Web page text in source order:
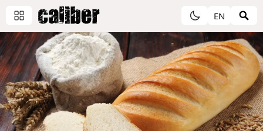
EN